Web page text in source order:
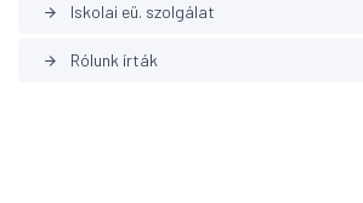
Országos
arrow_forward Iskolai eü. szolgálat
arrow_forward Rólunk írták